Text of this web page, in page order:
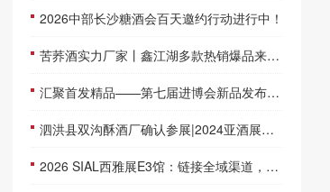
2026中部长沙糖酒会百天邀约行动进行中！
苦荞酒实力厂家丨鑫江湖多款热销爆品来袭～经销商不可错过！
汇聚首发精品——第七届进博会新品发布排期抢先看！
泗洪县双沟酥酒厂确认参展|2024亚酒展暨第十四届江苏酒博会
2026 SIAL西雅展E3馆：链接全域渠道，打响休闲食品突围“关键一战”